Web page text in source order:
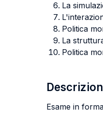
La
Politica
La
Politica
Esame in